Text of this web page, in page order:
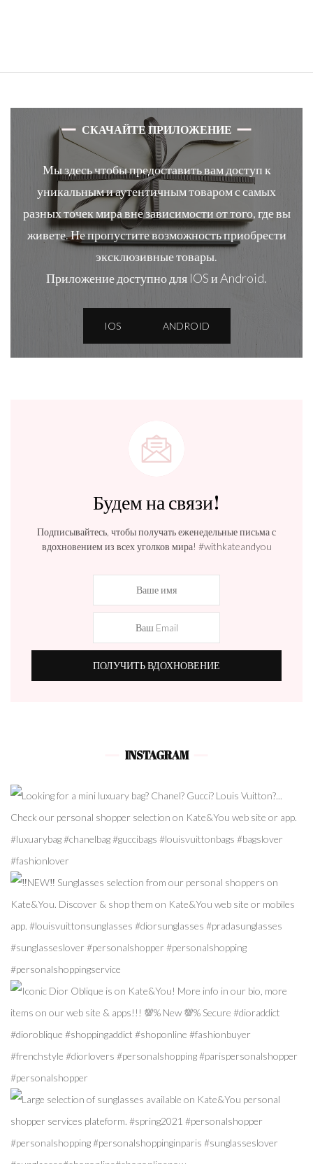
СКАЧАЙТЕ ПРИЛОЖЕНИЕ
Мы здесь чтобы предоставить вам доступ к
уникальным и аутентичным товаром с самых
разных точек мира вне зависимости от того, где вы
живете. Не пропустите возможность приобрести
эксклюзивные товары.
Приложение доступно для IOS и Android.
IOS ANDROID
Будем на связи!
Подписывайтесь, чтобы получать еженедельные письма с
вдохновением из всех уголков мира! #withkateandyou
INSTAGRAM